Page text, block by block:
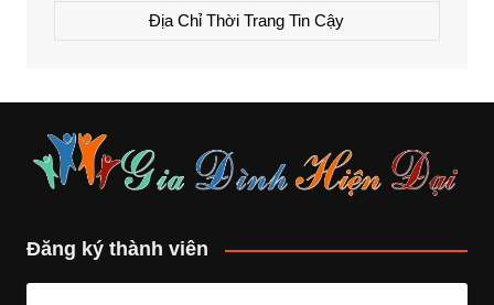
Địa Chỉ Thời Trang Tin Cậy
Đăng ký thành viên